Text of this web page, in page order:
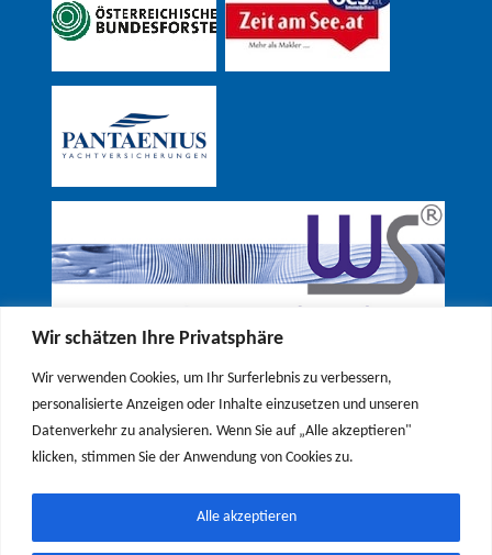
Wir schätzen Ihre Privatsphäre
Wir verwenden Cookies, um Ihr Surferlebnis zu verbessern,
personalisierte Anzeigen oder Inhalte einzusetzen und unseren
Datenverkehr zu analysieren. Wenn Sie auf „Alle akzeptieren"
klicken, stimmen Sie der Anwendung von Cookies zu.
Alle akzeptieren